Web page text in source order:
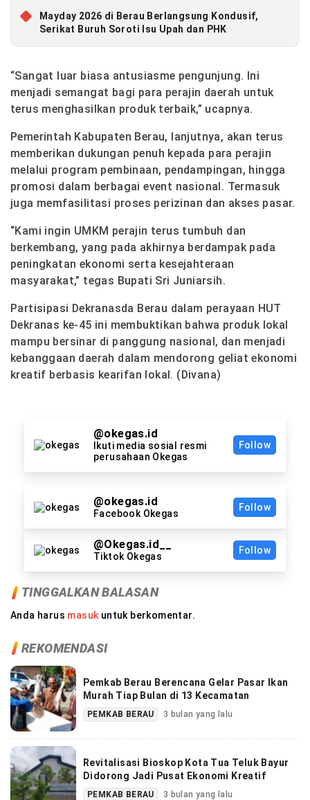
Mayday 2026 di Berau Berlangsung Kondusif,
Serikat Buruh Soroti Isu Upah dan PHK
“Sangat luar biasa antusiasme pengunjung. Ini
menjadi semangat bagi para perajin daerah untuk
terus menghasilkan produk terbaik,” ucapnya.
Pemerintah Kabupaten Berau, lanjutnya, akan terus
memberikan dukungan penuh kepada para perajin
melalui program pembinaan, pendampingan, hingga
promosi dalam berbagai event nasional. Termasuk
juga memfasilitasi proses perizinan dan akses pasar.
“Kami ingin UMKM perajin terus tumbuh dan
berkembang, yang pada akhirnya berdampak pada
peningkatan ekonomi serta kesejahteraan
masyarakat,” tegas Bupati Sri Juniarsih.
Partisipasi Dekranasda Berau dalam perayaan HUT
Dekranas ke-45 ini membuktikan bahwa produk lokal
mampu bersinar di panggung nasional, dan menjadi
kebanggaan daerah dalam mendorong geliat ekonomi
kreatif berbasis kearifan lokal. (Divana)
@okegas.id
Ikuti media sosial resmi
perusahaan Okegas
Follow
@okegas.id
Facebook Okegas
Follow
@Okegas.id__
Tiktok Okegas
Follow
TINGGALKAN BALASAN
Anda harus masuk untuk berkomentar.
REKOMENDASI
Pemkab Berau Berencana Gelar Pasar Ikan
Murah Tiap Bulan di 13 Kecamatan
PEMKAB BERAU 3 bulan yang lalu
Revitalisasi Bioskop Kota Tua Teluk Bayur
Didorong Jadi Pusat Ekonomi Kreatif
PEMKAB BERAU 3 bulan yang lalu